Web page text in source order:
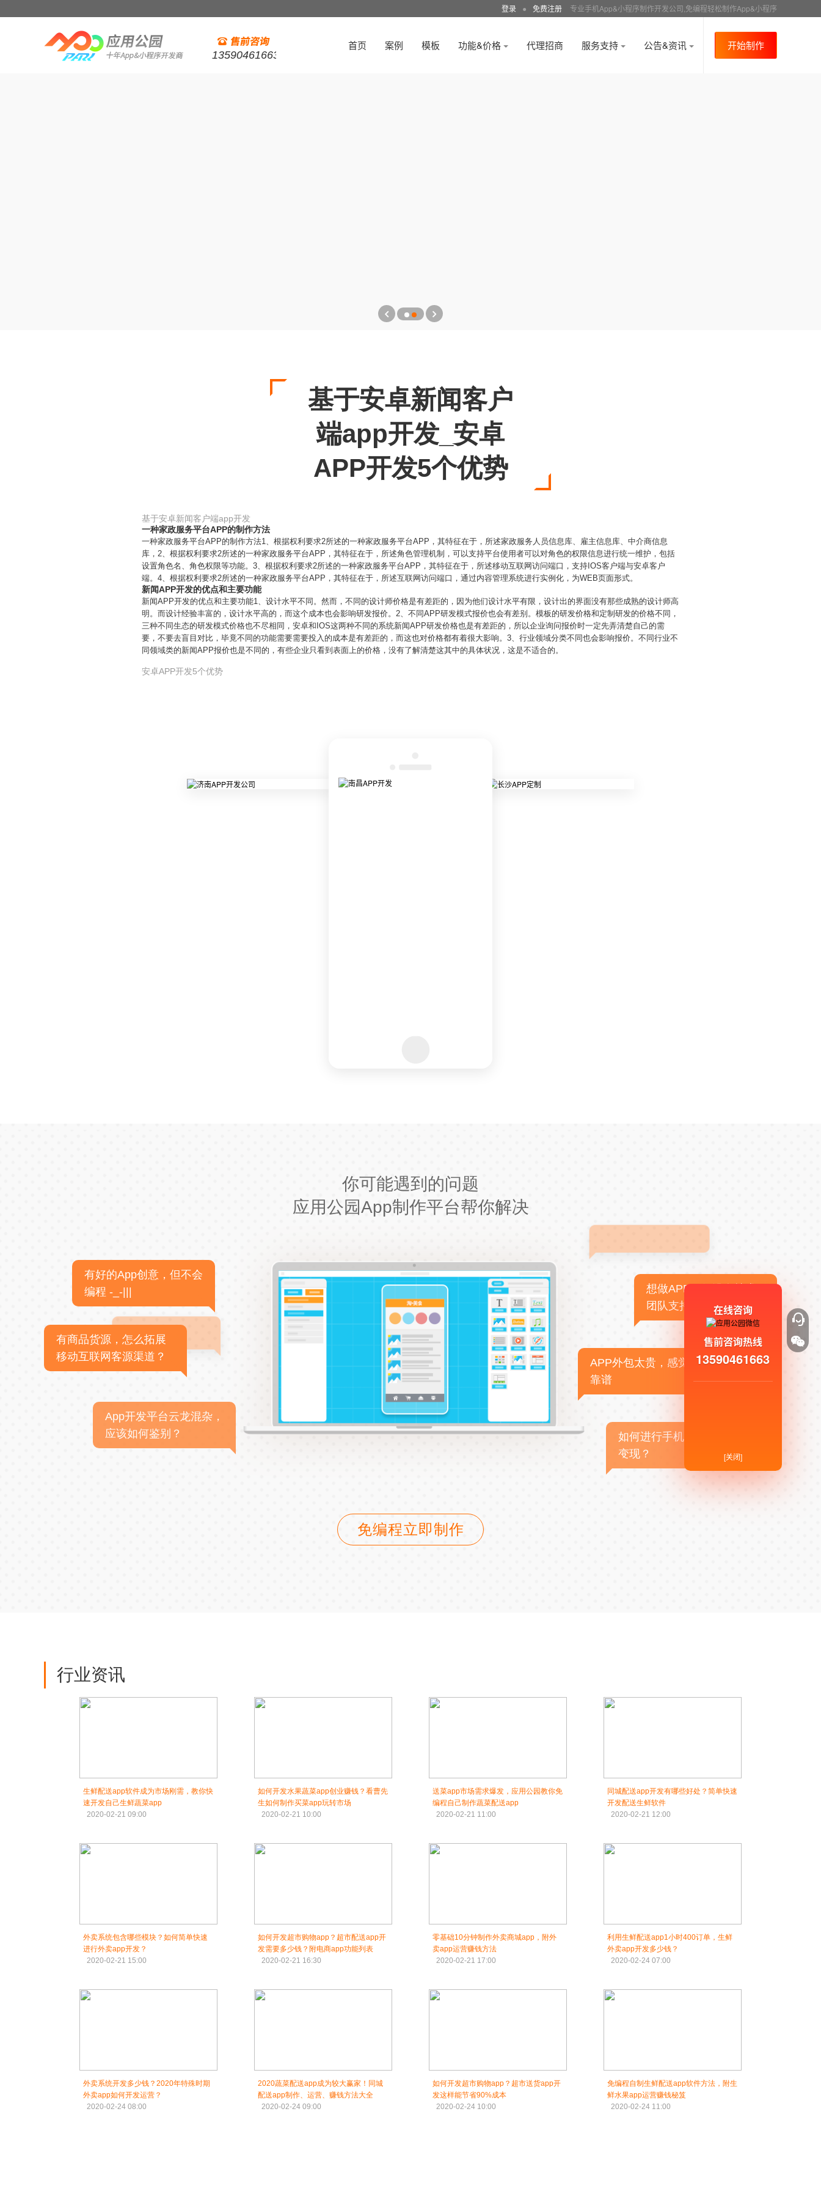
登录 ● 免费注册 专业手机App&小程序制作开发公司,免编程轻松制作App&小程序
13590461663
首页 案例 模板 功能&价格 代理招商 服务支持 公告&资讯 开始制作
基于安卓新闻客户
端app开发_安卓
APP开发5个优势
基于安卓新闻客户端app开发
一种家政服务平台APP的制作方法
一种家政服务平台APP的制作方法1、根据权利要求2所述的一种家政服务平台APP，其特征在于，所述家政服务人员信息库、雇主信息库、中介商信息
库，2、根据权利要求2所述的一种家政服务平台APP，其特征在于，所述角色管理机制，可以支持平台使用者可以对角色的权限信息进行统一维护，包括
设置角色名、角色权限等功能。3、根据权利要求2所述的一种家政服务平台APP，其特征在于，所述移动互联网访问端口，支持IOS客户端与安卓客户
端。4、根据权利要求2所述的一种家政服务平台APP，其特征在于，所述互联网访问端口，通过内容管理系统进行实例化，为WEB页面形式。
新闻APP开发的优点和主要功能
新闻APP开发的优点和主要功能1、设计水平不同。然而，不同的设计师价格是有差距的，因为他们设计水平有限，设计出的界面没有那些成熟的设计师高
明。而设计经验丰富的，设计水平高的，而这个成本也会影响研发报价。2、不同APP研发模式报价也会有差别。模板的研发价格和定制研发的价格不同，
三种不同生态的研发模式价格也不尽相同，安卓和IOS这两种不同的系统新闻APP研发价格也是有差距的，所以企业询问报价时一定先弄清楚自己的需
要，不要去盲目对比，毕竟不同的功能需要需要投入的成本是有差距的，而这也对价格都有着很大影响。3、行业领域分类不同也会影响报价。不同行业不
同领域类的新闻APP报价也是不同的，有些企业只看到表面上的价格，没有了解清楚这其中的具体状况，这是不适合的。
安卓APP开发5个优势
你可能遇到的问题
应用公园App制作平台帮你解决
有好的App创意，但不会
编程 -_-|||
有商品货源，怎么拓展
移动互联网客源渠道？
App开发平台云龙混杂，
应该如何鉴别？
想做APP，但没有技术
团队支持
APP外包太贵，感觉不
靠谱
如何进行手机APP商业
变现？
免编程立即制作
行业资讯
生鲜配送app软件成为市场刚需，教你快
速开发自己生鲜蔬菜app
2020-02-21 09:00
如何开发水果蔬菜app创业赚钱？看曹先
生如何制作买菜app玩转市场
2020-02-21 10:00
送菜app市场需求爆发，应用公园教你免
编程自己制作蔬菜配送app
2020-02-21 11:00
同城配送app开发有哪些好处？简单快速
开发配送生鲜软件
2020-02-21 12:00
外卖系统包含哪些模块？如何简单快速
进行外卖app开发？
2020-02-21 15:00
如何开发超市购物app？超市配送app开
发需要多少钱？附电商app功能列表
2020-02-21 16:30
零基础10分钟制作外卖商城app，附外
卖app运营赚钱方法
2020-02-21 17:00
利用生鲜配送app1小时400订单，生鲜
外卖app开发多少钱？
2020-02-24 07:00
外卖系统开发多少钱？2020年特殊时期
外卖app如何开发运营？
2020-02-24 08:00
2020蔬菜配送app成为较大赢家！同城
配送app制作、运营、赚钱方法大全
2020-02-24 09:00
如何开发超市购物app？超市送货app开
发这样能节省90%成本
2020-02-24 10:00
免编程自制生鲜配送app软件方法，附生
鲜水果app运营赚钱秘笈
2020-02-24 11:00
在线咨询
售前咨询热线
13590461663
[关闭]